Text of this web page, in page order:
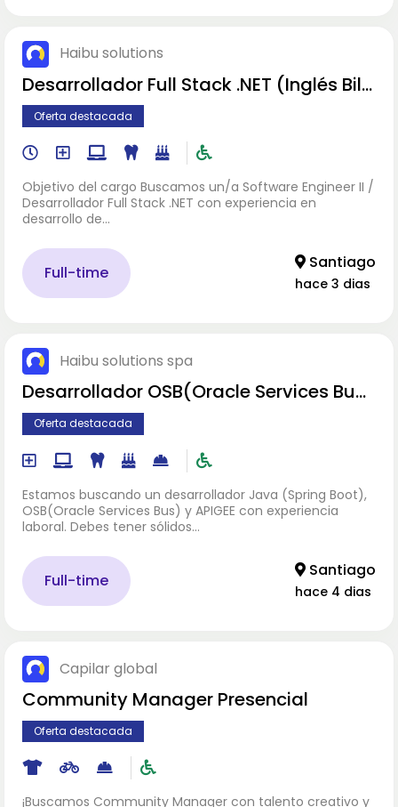
Haibu solutions
Desarrollador Full Stack .NET (Inglés Billi
ngue)
Oferta destacada
Objetivo del cargo Buscamos un/a Software Engineer II /
Desarrollador Full Stack .NET con experiencia en
desarrollo de…
Full-time
Santiago
hace 3 dias
Haibu solutions spa
Desarrollador OSB(Oracle Services Bus)
- Apigee
Oferta destacada
Estamos buscando un desarrollador Java (Spring Boot),
OSB(Oracle Services Bus) y APIGEE con experiencia
laboral. Debes tener sólidos…
Full-time
Santiago
hace 4 dias
Capilar global
Community Manager Presencial
Oferta destacada
¡Buscamos Community Manager con talento creativo y